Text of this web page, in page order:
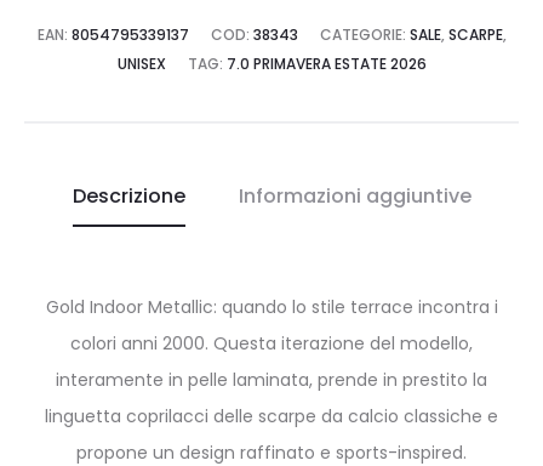
EAN: 8054795339137 COD: 38343 CATEGORIE: SALE, SCARPE,
UNISEX
TAG: 7.0 PRIMAVERA ESTATE 2026
Descrizione Informazioni aggiuntive
Gold Indoor Metallic: quando lo stile terrace incontra i
colori anni 2000. Questa iterazione del modello,
interamente in pelle laminata, prende in prestito la
linguetta coprilacci delle scarpe da calcio classiche e
propone un design raffinato e sports-inspired.